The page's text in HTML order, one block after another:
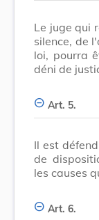
Le juge qui
silence, de
loi, pourra
déni de
Art. 5.
Il est
de
les causes
Art. 6.